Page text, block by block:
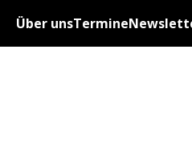
Über unsTermine